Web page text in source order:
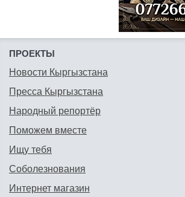
ПРОЕКТЫ
Новости Кыргызстана
Пресса Кыргызстана
Народный репортёр
Поможем вместе
Ищу тебя
Соболезнования
Интернет магазин